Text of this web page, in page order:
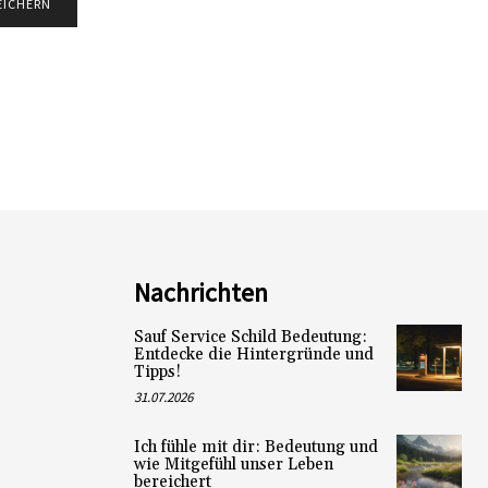
Nachrichten
Sauf Service Schild Bedeutung:
Entdecke die Hintergründe und
Tipps!
31.07.2026
Ich fühle mit dir: Bedeutung und
wie Mitgefühl unser Leben
bereichert